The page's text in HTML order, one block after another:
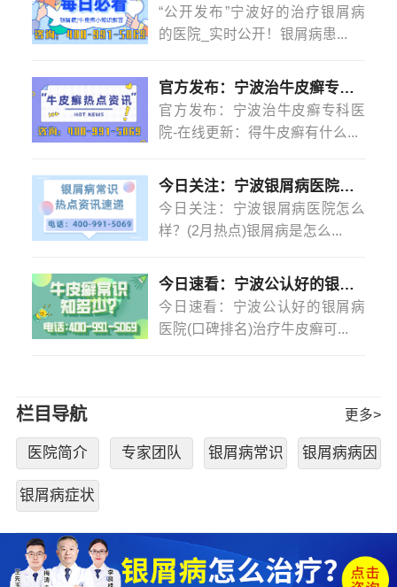
“公开发布”宁波好的治疗银屑病
的医院_实时公开！银屑病患...
官方发布：宁波治牛皮癣专科医院-在线更新：得牛皮癣有什么忌口的吗？
官方发布：宁波治牛皮癣专科医
院-在线更新：得牛皮癣有什么...
今日关注：宁波银屑病医院怎么样？(2月热点)银屑病是怎么染上的？
今日关注：宁波银屑病医院怎么
样？(2月热点)银屑病是怎么...
今日速看：宁波公认好的银屑病医院(口碑排名)治疗牛皮癣可以不吃药不打针吗？
今日速看：宁波公认好的银屑病
医院(口碑排名)治疗牛皮癣可...
栏目导航 更多>
医院简介 专家团队 银屑病常识 银屑病病因
银屑病症状